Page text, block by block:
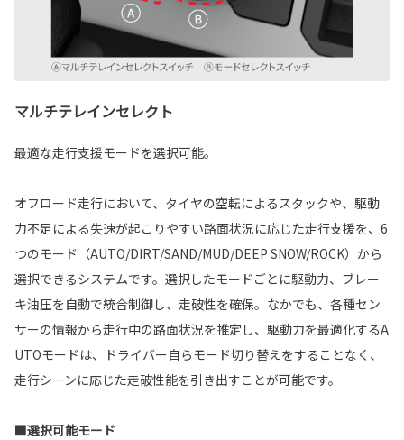
マルチテレインセレクト
最適な走行支援モードを選択可能。
オフロード走行において、タイヤの空転によるスタックや、駆動
力不足による失速が起こりやすい路面状況に応じた走行支援を、6
つのモード（AUTO/DIRT/SAND/MUD/DEEP SNOW/ROCK）から
選択できるシステムです。選択したモードごとに駆動力、ブレー
キ油圧を自動で統合制御し、走破性を確保。なかでも、各種セン
サーの情報から走行中の路面状況を推定し、駆動力を最適化するA
UTOモードは、ドライバー自らモード切り替えをすることなく、
走行シーンに応じた走破性能を引き出すことが可能です。
■選択可能モード